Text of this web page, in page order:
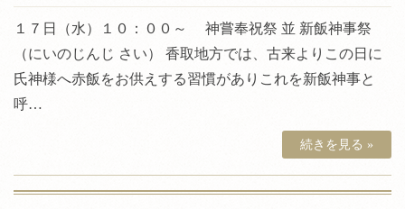
１７日（水）１０：００～ 神嘗奉祝祭 並 新飯神事祭
（にいのじんじ さい） 香取地方では、古来よりこの日に
氏神様へ赤飯をお供えする習慣がありこれを新飯神事と
呼…
続きを見る »